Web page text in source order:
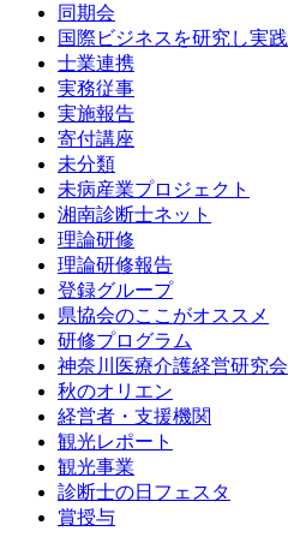
同期会
国際ビジネスを研究し実践
士業連携
実務従事
実施報告
寄付講座
未分類
未病産業プロジェクト
湘南診断士ネット
理論研修
理論研修報告
登録グループ
県協会のここがオススメ
研修プログラム
神奈川医療介護経営研究会
秋のオリエン
経営者・支援機関
観光レポート
観光事業
診断士の日フェスタ
賞授与